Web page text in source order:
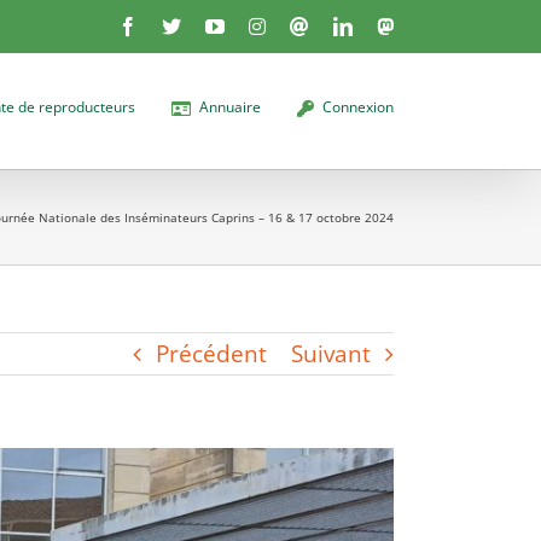
Facebook
X YouTubeInstagram
ThreadsLinkedInMastodon
de reproducteurs Annuaire Connexion
Nationale des Inséminateurs Caprins – 16 & 17 octobre 2024
Précédent Suivant